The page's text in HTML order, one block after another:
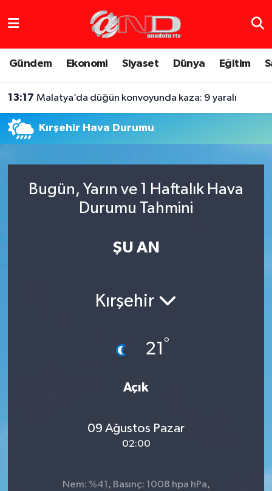
Gündem Ekonomi Siyaset Dünya Eğitim
13:17 Malatya’da düğün konvoyunda kaza: 9 yaralı
Kırşehir Hava Durumu
Bugün, Yarın ve 1 Haftalık Hava
Durumu Tahmini
ŞU AN
Kırşehir
21°
Açık
09 Ağustos Pazar
02:00
Nem: %41, Basınç: 1008 hpa hPa,
Gündem
Haber Arşivi